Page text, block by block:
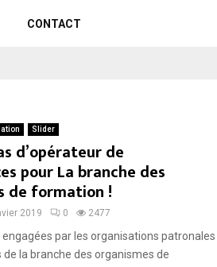
CONTACT
Slider
d’opérateur de
pour La branche des
de formation !
2019 0 2477
engagées par les organisations patronales
la branche des organismes de